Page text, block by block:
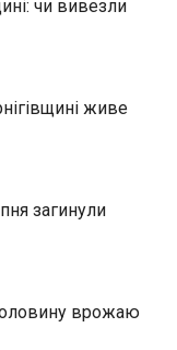
чи вивезли
живе
загинули
половину врожаю